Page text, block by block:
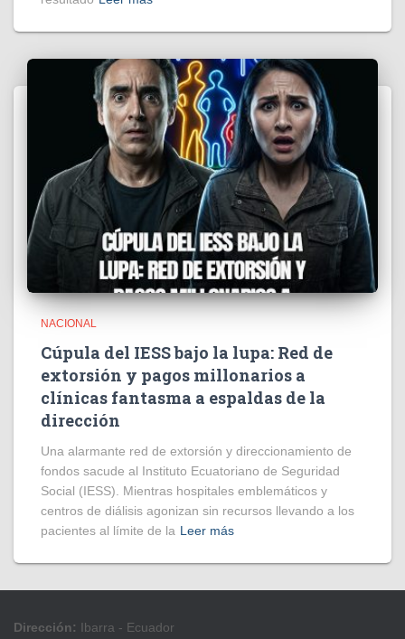
NACIONAL
Cúpula del IESS bajo la lupa: Red de
extorsión y pagos millonarios a
clínicas fantasma a espaldas de la
dirección
​Una alarmante red de extorsión y direccionamiento de
fondos sacude al Instituto Ecuatoriano de Seguridad
Social (IESS). Mientras hospitales emblemáticos y
centros de diálisis agonizan sin recursos llevando a los
pacientes al límite de la Leer más
Dirección: Ibarra - Ecuador